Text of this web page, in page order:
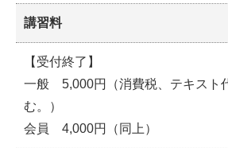
講習料
【受付終了】
一般 5,000円（消費税、テキスト
む。）
会員 4,000円（同上）